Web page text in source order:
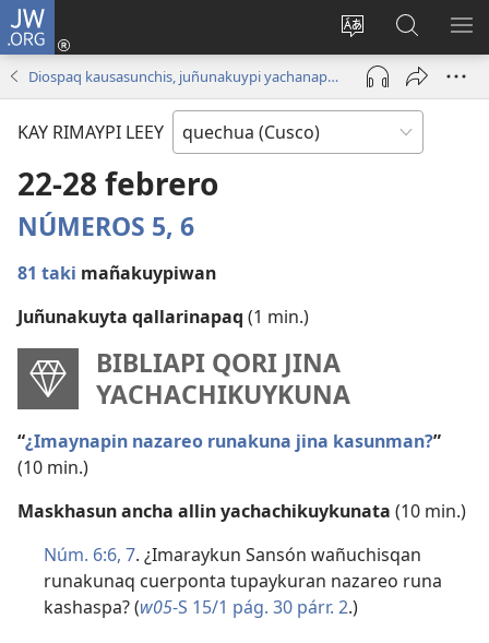
JW.ORG
Direccionpi
akllay
Sutiykiwan
jaykuy
(abre
nueva
JW.ORG
nisqapi
maskhay
Diospaq kausasunchis, juñunakuypi yachanapaq | Enero - Febrero 2021
KAY RIMAYPI LEEY
22-28 febrero
NÚMEROS 5, 6
81 taki mañakuypiwan
Juñunakuyta qallarinapaq (1 min.)
BIBLIAPI QORI JINA
YACHACHIKUYKUNA
“¿Imaynapin nazareo runakuna jina kasunman?”
(10 min.)
Maskhasun ancha allin yachachikuykunata (10 min.)
Núm. 6:6, 7. ¿Imaraykun Sansón wañuchisqan
runakunaq cuerponta tupaykuran nazareo runa
kashaspa? (w05-S 15/1 pág. 30 párr. 2.)